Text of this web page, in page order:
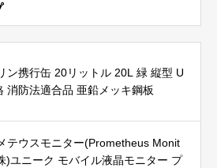
ン携行缶 20リットル 20L 緑 縦型 U
消防法適合品 亜鉛メッキ鋼板
テウスモニター(Prometheus Monit
)ユニーク モバイル液晶モニター プ